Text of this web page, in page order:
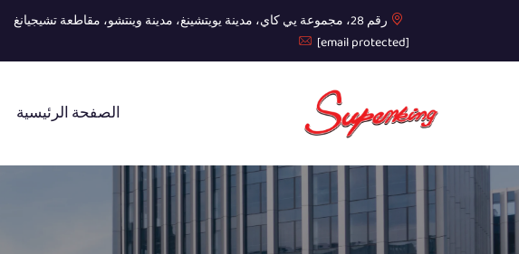
رقم 28، مجموعة يي كاي، مدينة يويتشينغ، مدينة وينتشو، مقاطعة تشيجيانغ
[email protected]
الصفحة الرئيسية